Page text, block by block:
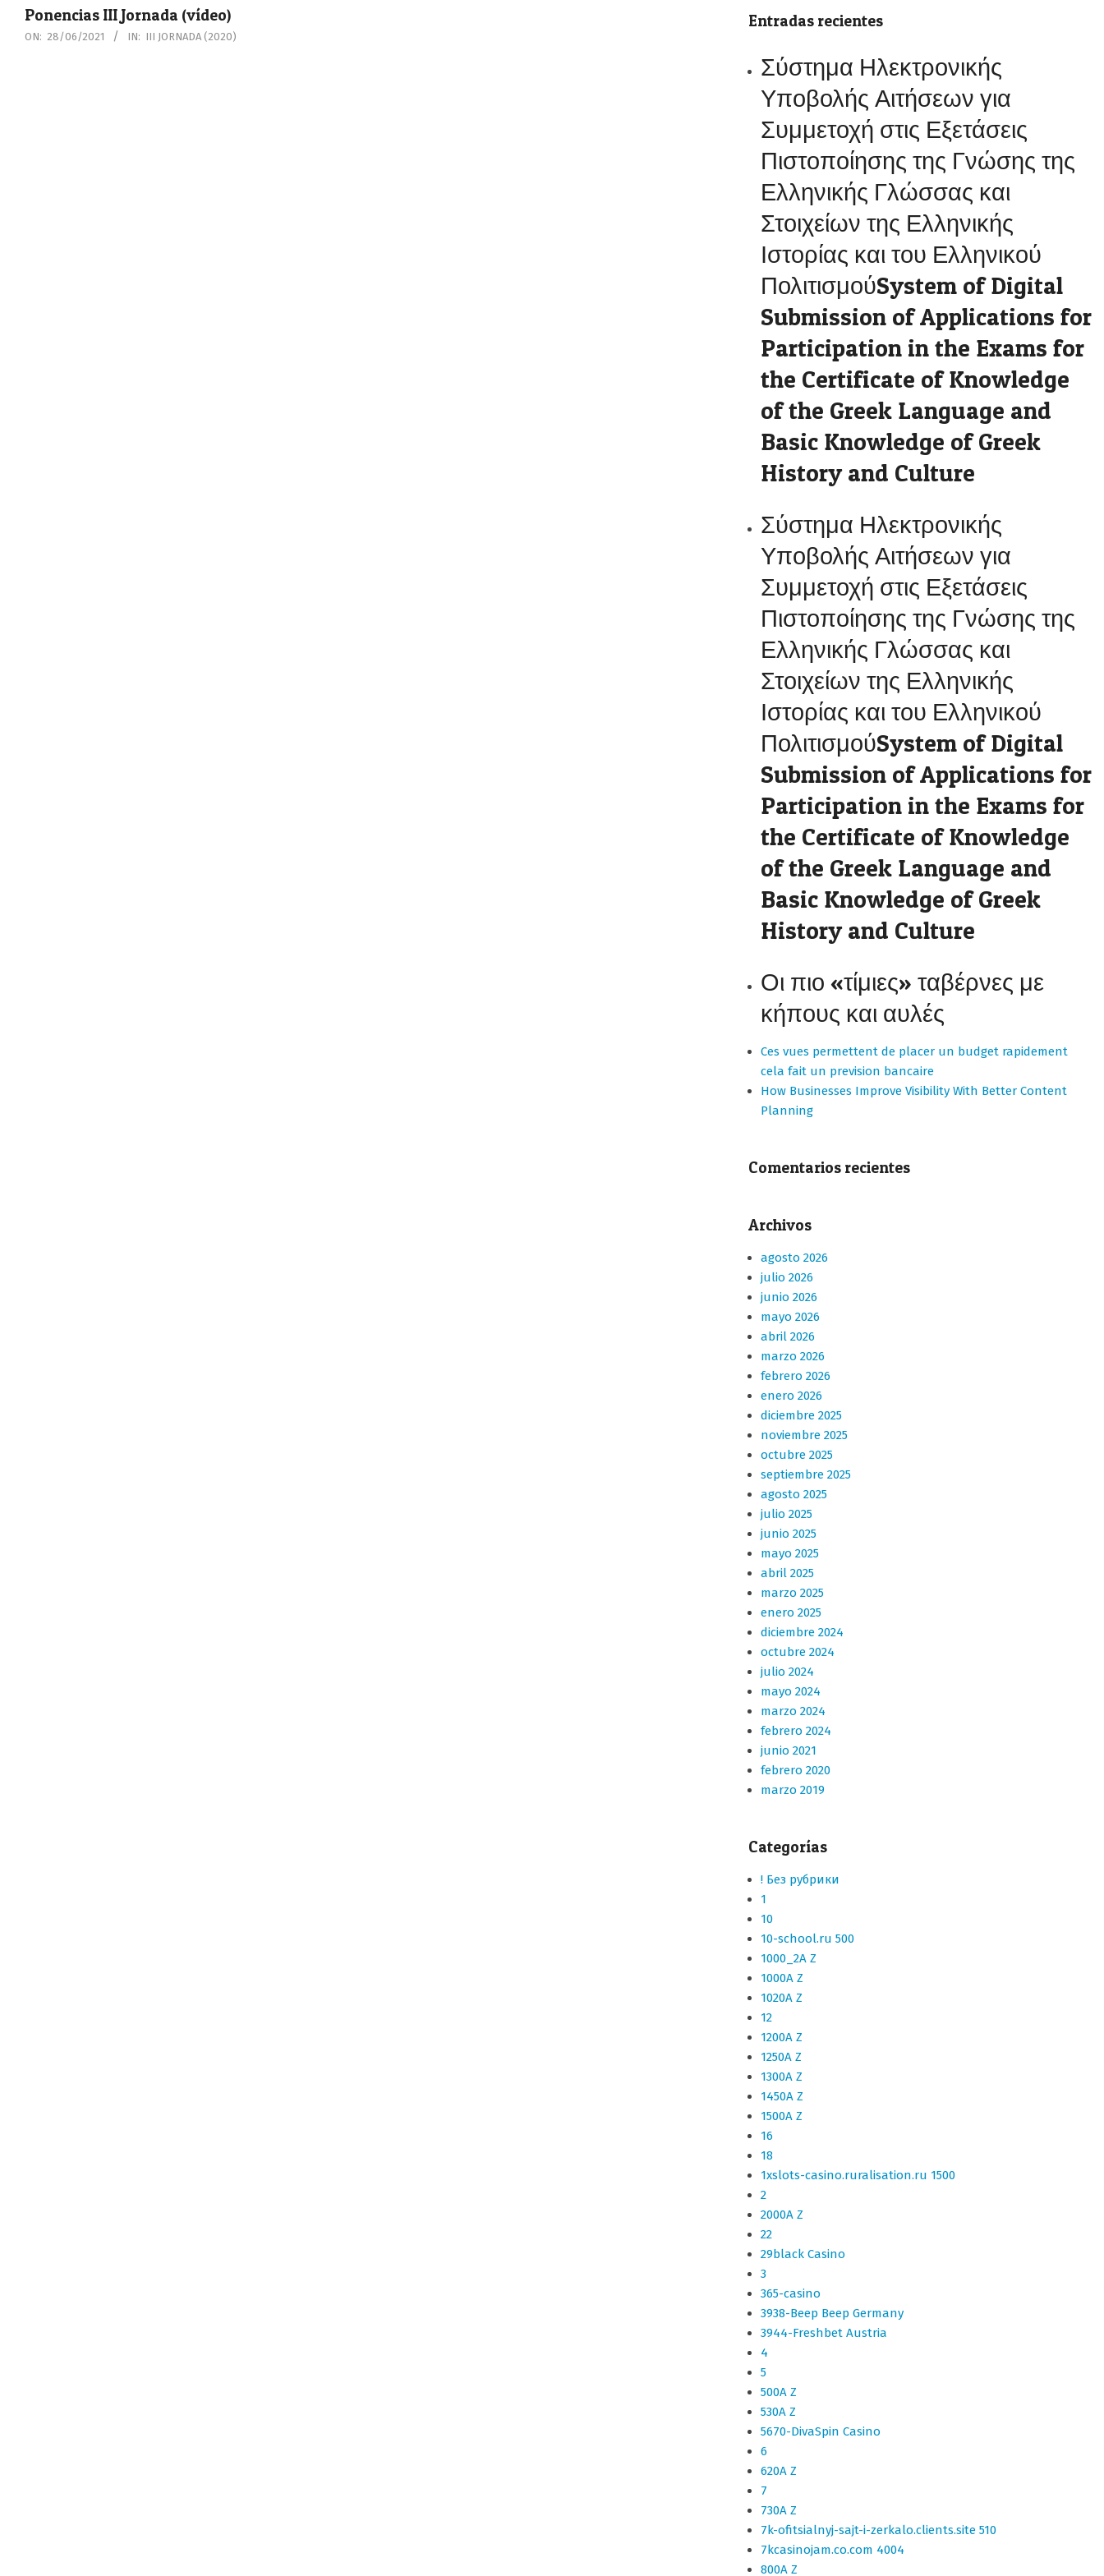
Ponencias III Jornada (vídeo)
2021-
ON: 28/06/2021 IN: III JORNADA (2020)
Entradas recientes
Σύστημα Ηλεκτρονικής
Υποβολής Αιτήσεων για
Συμμετοχή στις Εξετάσεις
Πιστοποίησης της Γνώσης της
Ελληνικής Γλώσσας και
Στοιχείων της Ελληνικής
Ιστορίας και του Ελληνικού
ΠολιτισμούSystem of Digital
Submission of Applications for
Participation in the Exams for
the Certificate of Knowledge
of the Greek Language and
Basic Knowledge of Greek
History and Culture
Σύστημα Ηλεκτρονικής
Υποβολής Αιτήσεων για
Συμμετοχή στις Εξετάσεις
Πιστοποίησης της Γνώσης της
Ελληνικής Γλώσσας και
Στοιχείων της Ελληνικής
Ιστορίας και του Ελληνικού
ΠολιτισμούSystem of Digital
Submission of Applications for
Participation in the Exams for
the Certificate of Knowledge
of the Greek Language and
Basic Knowledge of Greek
History and Culture
Οι πιο «τίμιες» ταβέρνες με
κήπους και αυλές
Ces vues permettent de placer un budget rapidement
cela fait un prevision bancaire
How Businesses Improve Visibility With Better Content
Planning
Comentarios recientes
Archivos
agosto 2026
julio 2026
junio 2026
mayo 2026
abril 2026
marzo 2026
febrero 2026
enero 2026
diciembre 2025
noviembre 2025
octubre 2025
septiembre 2025
agosto 2025
julio 2025
junio 2025
mayo 2025
abril 2025
marzo 2025
enero 2025
diciembre 2024
octubre 2024
julio 2024
mayo 2024
marzo 2024
febrero 2024
junio 2021
febrero 2020
marzo 2019
Categorías
! Без рубрики
1
10
10-school.ru 500
1000_2A Z
1000A Z
1020A Z
12
1200A Z
1250A Z
1300A Z
1450A Z
1500A Z
16
18
1xslots-casino.ruralisation.ru 1500
2
2000A Z
22
29black Casino
3
365-casino
3938-Beep Beep Germany
3944-Freshbet Austria
4
5
500A Z
530A Z
5670-DivaSpin Casino
6
620A Z
7
730A Z
7k-ofitsialnyj-sajt-i-zerkalo.clients.site 510
7kcasinojam.co.com 4004
800A Z